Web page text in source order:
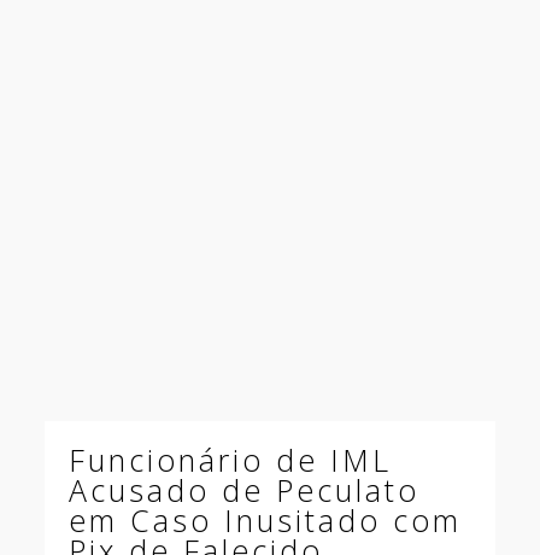
Funcionário de IML
Acusado de Peculato
em Caso Inusitado com